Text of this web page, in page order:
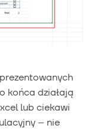
końca działają
lub ciekawi
– nie